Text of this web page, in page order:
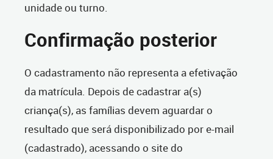
unidade ou turno.
Confirmação posterior
O cadastramento não representa a efetivação
da matrícula. Depois de cadastrar a(s)
criança(s), as famílias devem aguardar o
resultado que será disponibilizado por e-mail
(cadastrado), acessando o site do